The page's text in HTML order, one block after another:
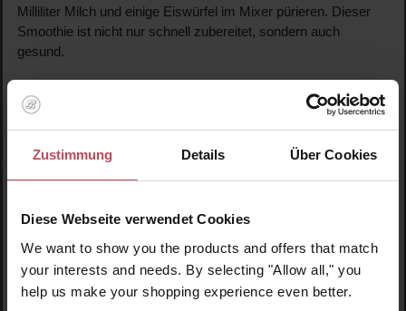
Zustimmung Details Über Cookies
Diese Webseite verwendet Cookies
We want to show you the products and offers that match
your interests and needs. By selecting "Allow all," you
help us make your shopping experience even better.
Milliliter Milch und einige Eiswürfel im Mixer pürieren. Dieser
Smoothie ist nicht nur schnell zubereitet, sondern auch
gesund.
Strahlend schön dank Sommerbeeren
Erdbeeren
enthalten mehr Vitamin C als Zitronen oder Orangen und sind
deshalb ein ausgezeichnetes Beauty-Food.
Heidelbeeren & Himbeeren